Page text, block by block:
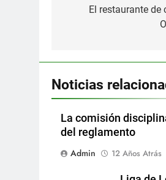
El restaurante
Noticias
La comisión
del reglamento
Admin
12 Años Atrás